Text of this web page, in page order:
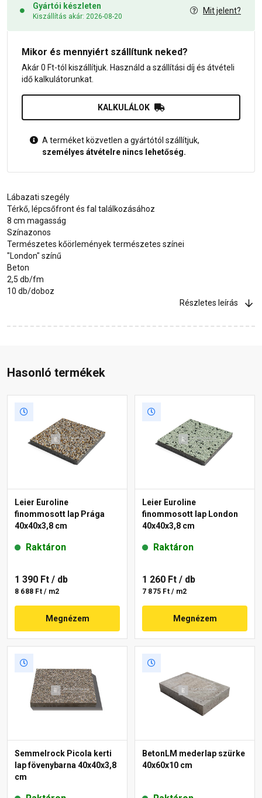
Gyártói készleten
Kiszállítás akár: 2026-08-20
Mit jelent?
Mikor és mennyiért szállítunk neked?
Akár 0 Ft-tól kiszállítjuk. Használd a szállítási díj és átvételi
idő kalkulátorunkat.
KALKULÁLOK
A terméket közvetlen a gyártótól szállítjuk,
személyes átvételre nincs lehetőség.
Lábazati szegély
Térkő, lépcsőfront és fal találkozásához
8 cm magasság
Színazonos
Természetes kőörlemények természetes színei
"London" színű
Beton
2,5 db/fm
10 db/doboz
Részletes leírás
Hasonló termékek
Leier Euroline
finommosott lap Prága
40x40x3,8 cm
Raktáron
1 390 Ft / db
8 688 Ft / m2
Megnézem
Leier Euroline
finommosott lap London
40x40x3,8 cm
Raktáron
1 260 Ft / db
7 875 Ft / m2
Megnézem
Semmelrock Picola kerti
lap fövenybarna 40x40x3,8
cm
BetonLM mederlap szürke
40x60x10 cm